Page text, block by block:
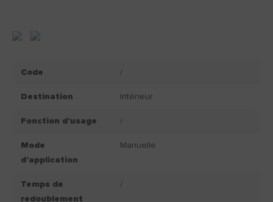
Code /
Destination Intérieur
Fonction d'usage /
Mode
d'application
Manuelle
Temps de
redoublement
/